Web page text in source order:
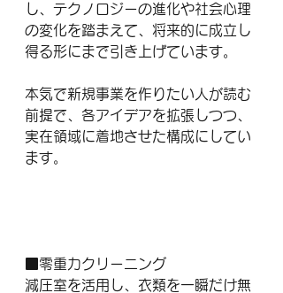
し、テクノロジーの進化や社会心理
の変化を踏まえて、将来的に成立し
得る形にまで引き上げています。
本気で新規事業を作りたい人が読む
前提で、各アイデアを拡張しつつ、
実在領域に着地させた構成にしてい
ます。
■零重力クリーニング
減圧室を活用し、衣類を一瞬だけ無